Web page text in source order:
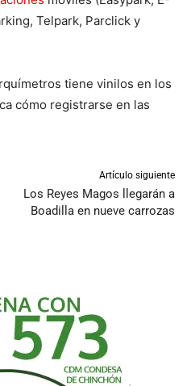
Telpark, Parclick y
tiene vinilos en los
cómo registrarse en las
Artículo siguiente
Los Reyes Magos llegarán a
Boadilla en nueve carrozas